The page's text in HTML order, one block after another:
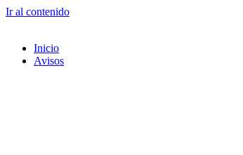
Ir al contenido
Inicio
Avisos